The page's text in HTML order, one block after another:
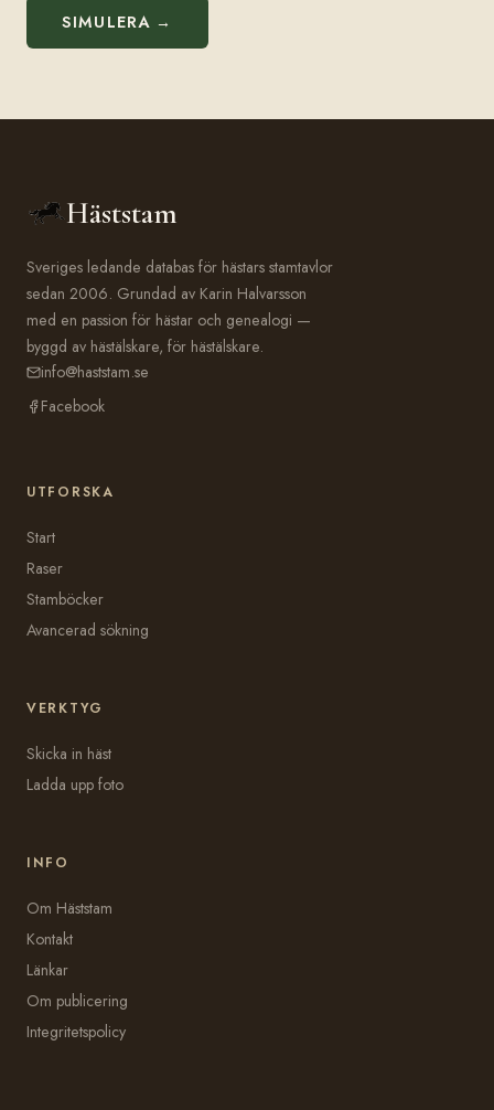
SIMULERA →
Häststam
Sveriges ledande databas för hästars stamtavlor
sedan 2006. Grundad av Karin Halvarsson
med en passion för hästar och genealogi —
byggd av hästälskare, för hästälskare.
info@haststam.se
Facebook
UTFORSKA
Start
Raser
Stamböcker
Avancerad sökning
VERKTYG
Skicka in häst
Ladda upp foto
INFO
Om Häststam
Kontakt
Länkar
Om publicering
Integritetspolicy